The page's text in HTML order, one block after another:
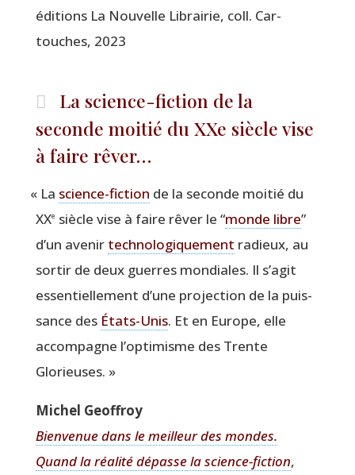
édi­tions La Nou­velle Librai­rie, coll. Car­
touches, 2023
La science-fiction de la
seconde moitié du XXe siècle vise
à faire rêver…
« La science-fic­tion de la seconde moi­tié du
XXe siècle vise à faire rêver le “monde libre”
d’un ave­nir tech­no­lo­gi­que­ment radieux, au
sor­tir de deux guerres mon­diales. Il s’agit
essen­tiel­le­ment d’une pro­jec­tion de la puis­
sance des États-Unis. Et en Europe, elle
accom­pagne l’optimisme des Trente
Glorieuses. »
Michel Geof­froy
Bien­ve­nue dans le meilleur des mondes.
Quand la réa­li­té dépasse la science-fic­tion,